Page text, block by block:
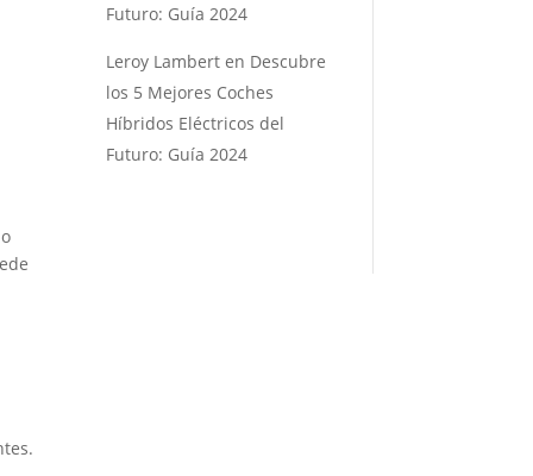
Futuro: Guía 2024
Leroy Lambert en Descubre
los 5 Mejores Coches
Híbridos Eléctricos del
Futuro: Guía 2024